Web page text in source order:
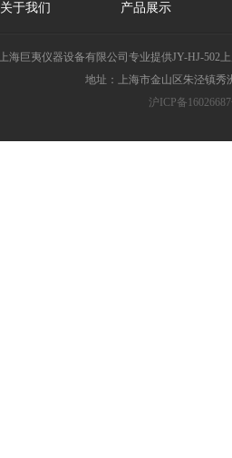
关于我们 产品展示
上海巨夷仪器设备有限公司专业提供JY-HJ-
地址：上海市金山区朱泾镇秀
沪ICP备